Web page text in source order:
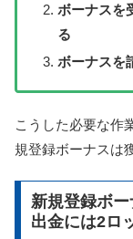
ボーナスを
る
ボーナスを
こうした必要な作
規登録ボーナスは
新規登録ボ
出金には2ロ